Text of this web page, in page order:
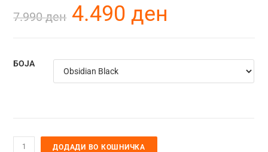
7.990ден 4.490ден
БОЈА
ДОДАДИ ВО КОШНИЧКА